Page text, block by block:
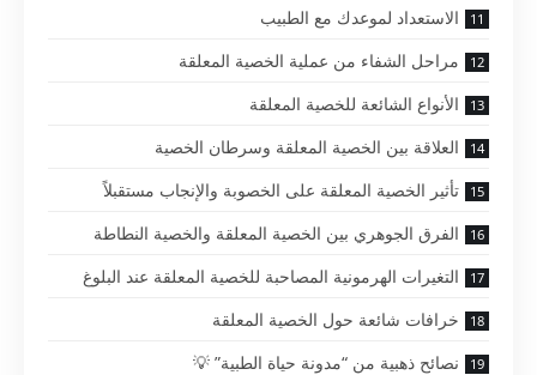
الاستعداد لموعدك مع الطبيب
مراحل الشفاء من عملية الخصية المعلقة
الأنواع الشائعة للخصية المعلقة
العلاقة بين الخصية المعلقة وسرطان الخصية
تأثير الخصية المعلقة على الخصوبة والإنجاب مستقبلاً
الفرق الجوهري بين الخصية المعلقة والخصية النطاطة
التغيرات الهرمونية المصاحبة للخصية المعلقة عند البلوغ
خرافات شائعة حول الخصية المعلقة
نصائح ذهبية من “مدونة حياة الطبية” 💡